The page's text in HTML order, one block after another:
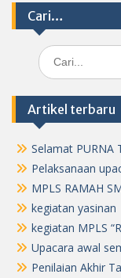
Cari…
Search
for:
Artikel terbaru
Selamat PURNA
Pelaksanaan
MPLS RAMAH
kegiatan yasinan
kegiatan MPLS
Upacara awal
Penilaian Akhir